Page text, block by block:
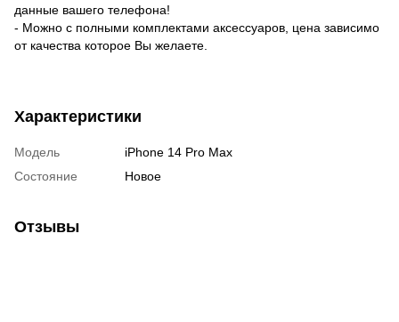
данные вашего телефона!
- Можно с полными комплектами аксессуаров, цена зависимо
от качества которое Вы желаете.
Характеристики
Модель
iPhone 14 Pro Max
Состояние
Новое
Отзывы